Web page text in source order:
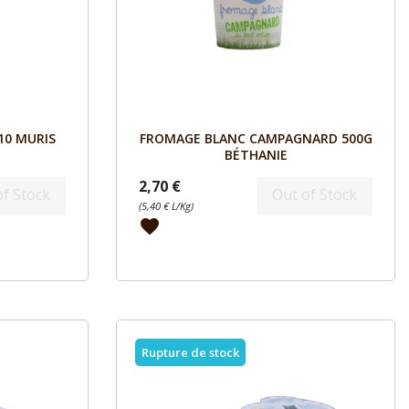
MURIS
Stock
Aperçu
FROMAGE BLANC CAMPAGNARD 500G
BÉTHANIE
2,70 €
(5,40 € L/Kg)
Out of Stock
favorite
Rupture de stock